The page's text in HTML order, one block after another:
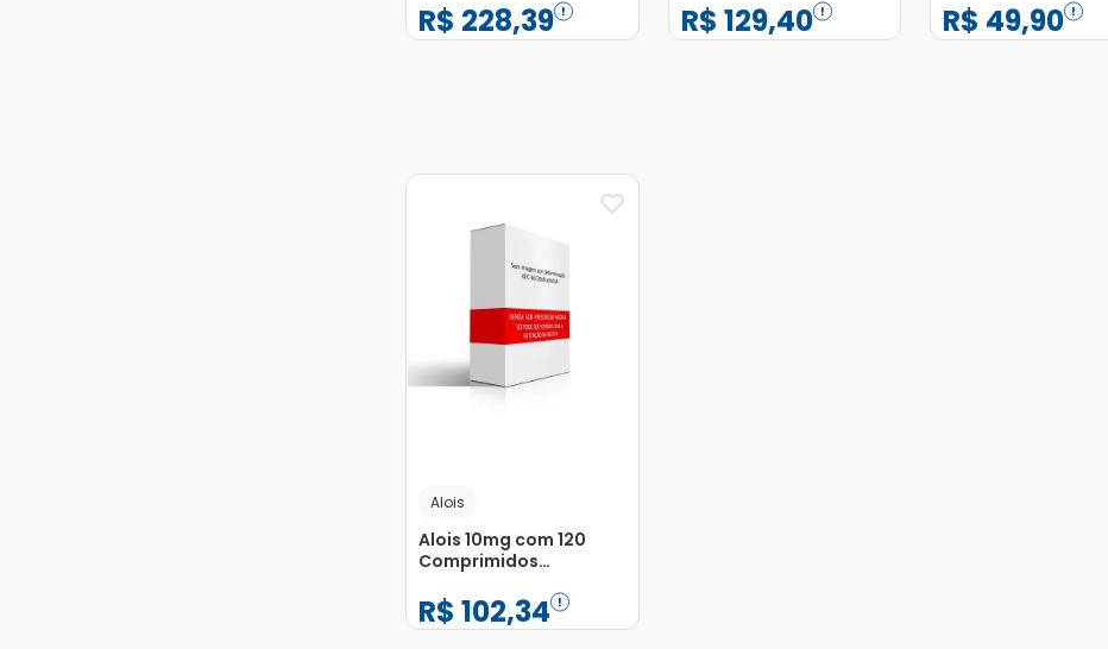
R$ 228,39 R$ 129,40 R$ 49,90
Alois
Alois 10mg com 120
Comprimidos
R$ 102,34